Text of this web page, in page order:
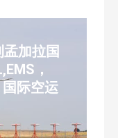
加拉国
，
际空运